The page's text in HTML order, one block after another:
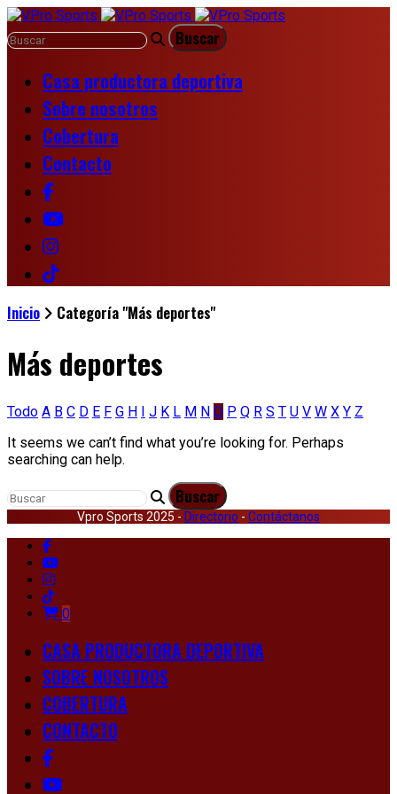
Casa productora deportiva
Sobre nosotros
Cobertura
Contacto
Inicio Categoría "Más deportes"
Más deportes
Todo A B C D E F G H I J K L M N O P Q R S T U V W X Y Z
It seems we can’t find what you’re looking for. Perhaps
searching can help.
Vpro Sports 2025 - Directorio - Contáctanos
0
CASA PRODUCTORA DEPORTIVA
SOBRE NOSOTROS
COBERTURA
CONTACTO